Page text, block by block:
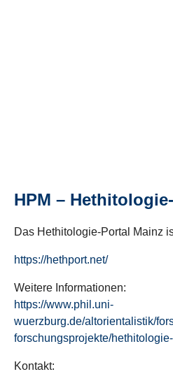
HPM –
Das Hethitologie-Portal Mainz
https://hethport.net/
Weitere Informationen:
https://www.phil.uni-
wuerzburg.de/altorientalistik/
forschungsprojekte/
Kontakt: